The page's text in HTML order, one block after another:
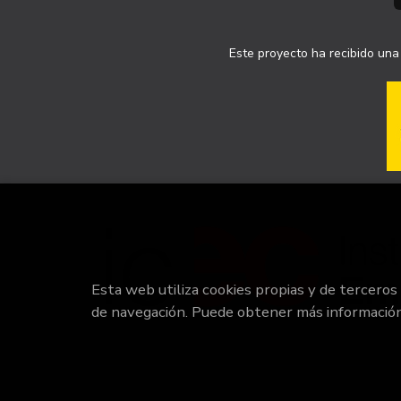
Este proyecto ha recibido
Esta web utiliza cookies propias y de
de navegación. Puede obtener más